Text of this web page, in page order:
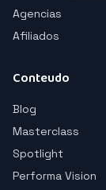
Agencias
Afiliados
Conteudo
Blog
Masterclass
Spotlight
Performa Vision